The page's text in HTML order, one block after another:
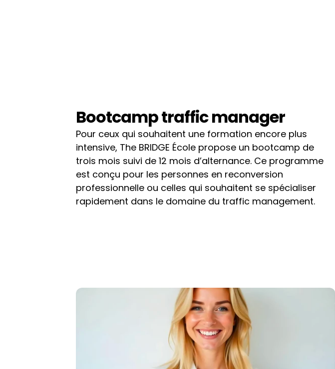
Bootcamp traffic manager
Pour ceux qui souhaitent une formation encore plus
intensive, The BRIDGE École propose un bootcamp de
trois mois suivi de 12 mois d’alternance. Ce programme
est conçu pour les personnes en reconversion
professionnelle ou celles qui souhaitent se spécialiser
rapidement dans le domaine du traffic management.